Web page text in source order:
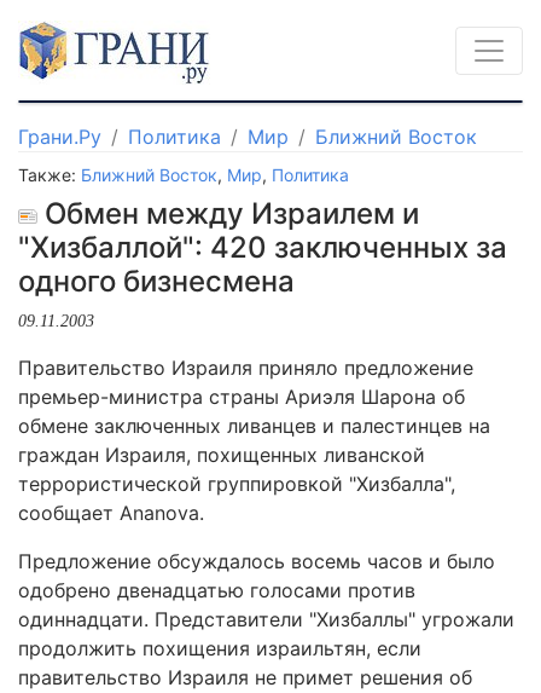
Грани.Ру Политика Мир Ближний Восток
Также: Ближний Восток, Мир, Политика
Обмен между Израилем и
"Хизбаллой": 420 заключенных за
одного бизнесмена
09.11.2003
Правительство Израиля приняло предложение
премьер-министра страны Ариэля Шарона об
обмене заключенных ливанцев и палестинцев на
граждан Израиля, похищенных ливанской
террористической группировкой "Хизбалла",
сообщает Ananova.
Предложение обсуждалось восемь часов и было
одобрено двенадцатью голосами против
одиннадцати. Представители "Хизбаллы" угрожали
продолжить похищения израильтян, если
правительство Израиля не примет решения об